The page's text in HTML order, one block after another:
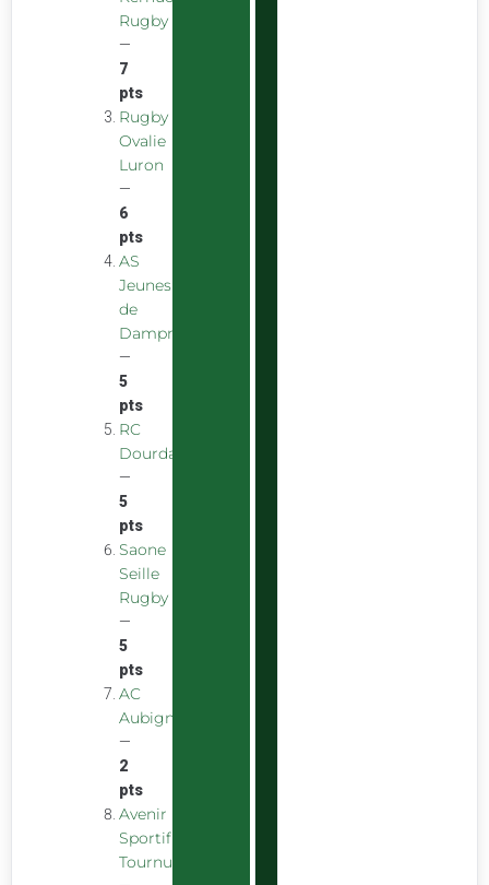
Rugby
—
7
pts
Rugby
Ovalie
Luron
—
6
pts
AS
Jeunes
de
Dampniat
—
5
pts
RC
Dourdan
—
5
pts
Saone
Seille
Rugby
—
5
pts
AC
Aubigny
—
2
pts
Avenir
Sportif
Tournus